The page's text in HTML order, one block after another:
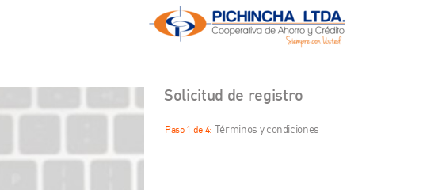
Solicitud de registro
Paso 1 de 4: Términos y condiciones